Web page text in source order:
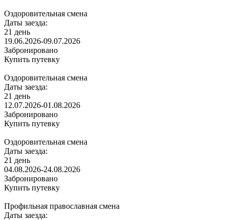
Оздоровительная смена
Даты заезда:
21 день
19.06.2026-09.07.2026
Забронировано
Купить путевку
Оздоровительная смена
Даты заезда:
21 день
12.07.2026-01.08.2026
Забронировано
Купить путевку
Оздоровительная смена
Даты заезда:
21 день
04.08.2026-24.08.2026
Забронировано
Купить путевку
Профильная православная смена
Даты заезда: